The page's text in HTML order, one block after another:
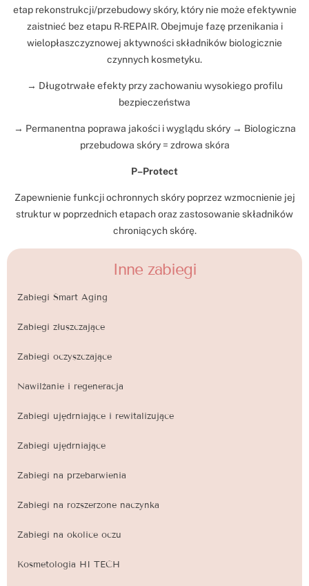
Inne zabiegi
Zabiegi Smart Aging
Zabiegi złuszczające
Zabiegi oczyszczające
Nawilżanie i regeneracja
Zabiegi ujędrniające i rewitalizujące
Zabiegi ujędrniające
Zabiegi na przebarwienia
Zabiegi na rozszerzone naczynka
Zabiegi na okolice oczu
Kosmetologia HI TECH
etap rekonstrukcji/przebudowy skóry, który nie może efektywnie
zaistnieć bez etapu R-REPAIR. Obejmuje fazę przenikania i
wielopłaszczyznowej aktywności składników biologicznie
czynnych kosmetyku.
→ Długotrwałe efekty przy zachowaniu wysokiego profilu
bezpieczeństwa
→ Permanentna poprawa jakości i wyglądu skóry → Biologiczna
przebudowa skóry = zdrowa skóra
P–Protect
Zapewnienie funkcji ochronnych skóry poprzez wzmocnienie jej
struktur w poprzednich etapach oraz zastosowanie składników
chroniących skórę.